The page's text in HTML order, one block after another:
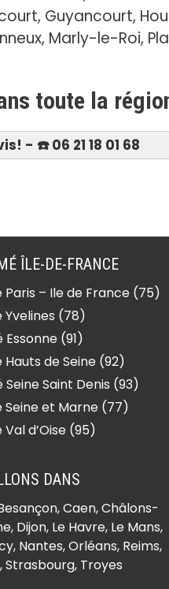
Guyancourt,
Marly-le-Roi,
toute la
- ☎️ 06 21 18 01 68
(78890)
imprimé Gargenville
imprimé Gazeran
imprimé
(78270)
imprimé Goupillières
imprimé
imprimé
(78113)
imprimé Gressey
imprimé Grosrouvre
ÎLE-DE-FRANCE
– Ile de France (75)
(78)
(91)
de Seine (92)
Saint Denis (93)
et Marne (77)
d’Oise (95)
DANS
Caen, Châlons-
Dijon, Le Havre, Le Mans,
Nantes, Orléans, Reims,
Strasbourg, Troyes